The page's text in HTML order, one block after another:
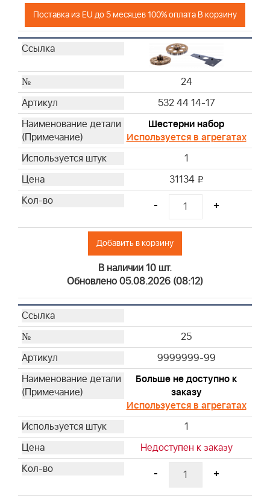
Поставка из EU до 5 месяцев 100% оплата В корзину
24
532 44 14-17
Шестерни набор
Используется в агрегатах
1
31134 i
- +
Добавить в корзину
В наличии 10 шт.
Обновлено 05.08.2026 (08:12)
25
9999999-99
Больше не доступно к
заказу
Используется в агрегатах
1
Недоступен к заказу
-
+